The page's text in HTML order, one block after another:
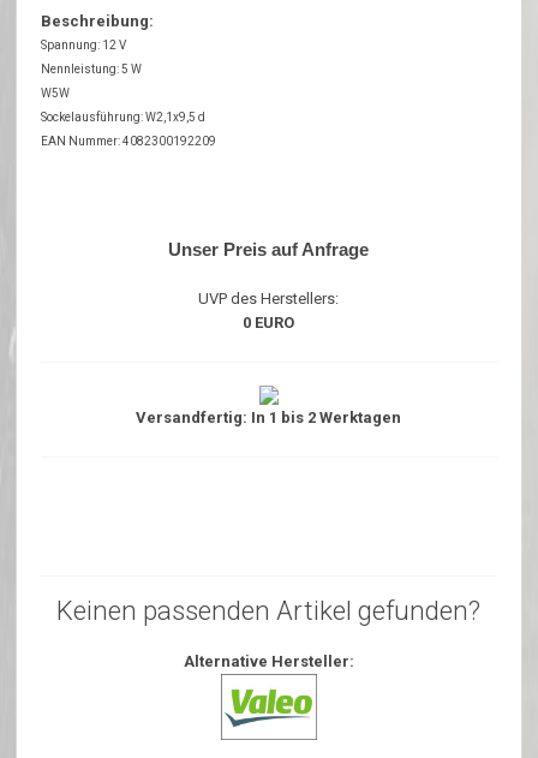
Beschreibung:
Spannung: 12 V
Nennleistung: 5 W
W5W
Sockelausführung: W2,1x9,5 d
EAN Nummer: 4082300192209
Unser Preis auf Anfrage
UVP des Herstellers:
0 EURO
Versandfertig: In 1 bis 2 Werktagen
Keinen passenden Artikel gefunden?
Alternative Hersteller: